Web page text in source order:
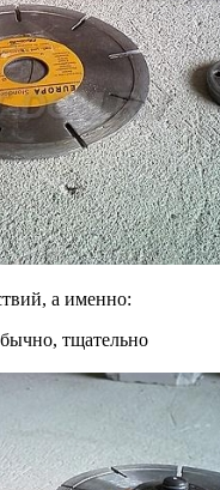
а именно:
тщательно